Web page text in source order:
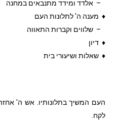
– אלדד ומידד מתנבאים במחנה
♦ מענה ה' לתלונות העם
– שלווים וקברות התאווה
♦ דיון
♦ שאלות ושיעורי בית
העם המשיך בתלונותיו. אש ה'
לקח.